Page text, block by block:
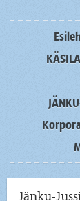
Jänku-